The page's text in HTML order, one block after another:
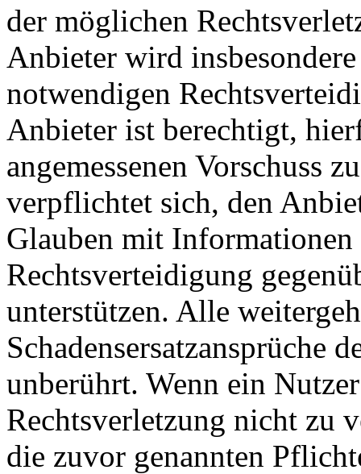
der möglichen
Anbieter wird
notwendigen
Anbieter ist berechtigt,
angemessenen Vorschuss
verpflichtet sich, den
Glauben mit
Rechtsverteidigung
unterstützen. Alle
Schadensersatzansprüche
unberührt. Wenn ein
Rechtsverletzung nicht zu
die zuvor genannten